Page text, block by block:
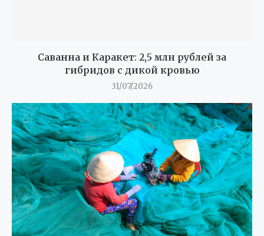
Саванна и Каракет: 2,5 млн рублей за
гибридов с дикой кровью
31/07/2026